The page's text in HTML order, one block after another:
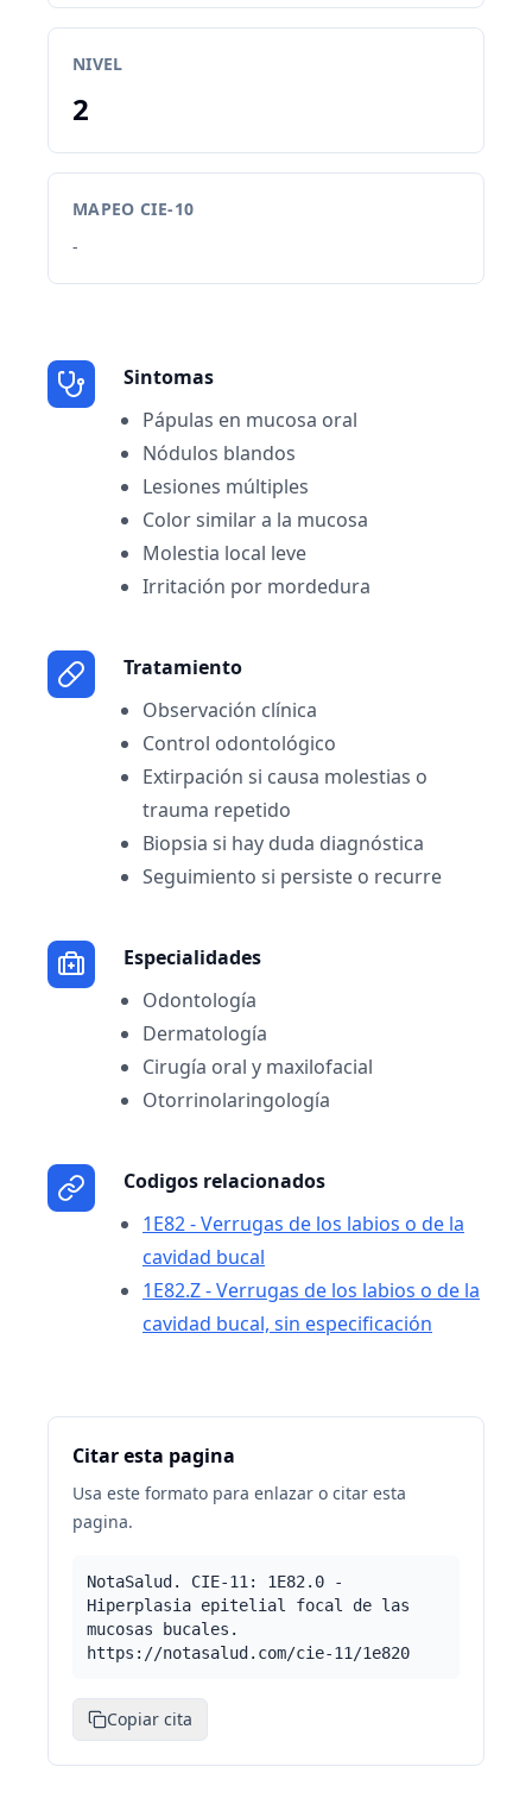
NIVEL
2
MAPEO CIE-10
-
Sintomas
Pápulas en mucosa oral
Nódulos blandos
Lesiones múltiples
Color similar a la mucosa
Molestia local leve
Irritación por mordedura
Tratamiento
Observación clínica
Control odontológico
Extirpación si causa molestias o
trauma repetido
Biopsia si hay duda diagnóstica
Seguimiento si persiste o recurre
Especialidades
Odontología
Dermatología
Cirugía oral y maxilofacial
Otorrinolaringología
Codigos relacionados
1E82 - Verrugas de los labios o de la
cavidad bucal
1E82.Z - Verrugas de los labios o de la
cavidad bucal, sin especificación
Citar esta pagina
Usa este formato para enlazar o citar esta
pagina.
NotaSalud. CIE-11: 1E82.0 -
Hiperplasia epitelial focal de las
mucosas bucales.
https://notasalud.com/cie-11/1e820
Copiar cita